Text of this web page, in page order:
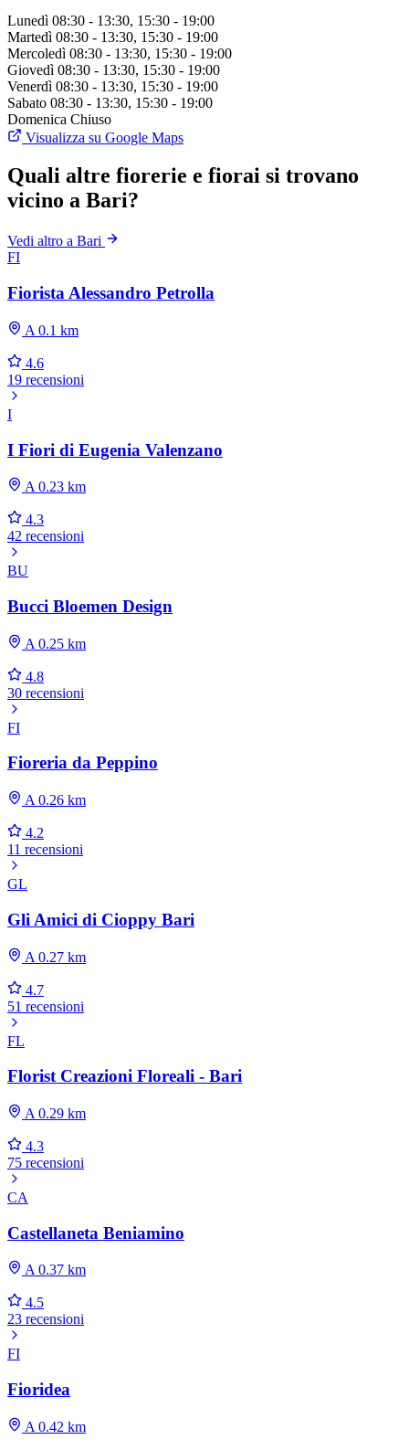
Lunedì 08:30 - 13:30, 15:30 - 19:00
Martedì 08:30 - 13:30, 15:30 - 19:00
Mercoledì 08:30 - 13:30, 15:30 - 19:00
Giovedì 08:30 - 13:30, 15:30 - 19:00
Venerdì 08:30 - 13:30, 15:30 - 19:00
Sabato 08:30 - 13:30, 15:30 - 19:00
Domenica Chiuso
Visualizza su Google Maps
Quali altre fiorerie e fiorai si trovano
vicino a Bari?
Vedi altro a Bari
FI
Fiorista Alessandro Petrolla
A 0.1 km
4.6
19 recensioni
I
I Fiori di Eugenia Valenzano
A 0.23 km
4.3
42 recensioni
BU
Bucci Bloemen Design
A 0.25 km
4.8
30 recensioni
FI
Fioreria da Peppino
A 0.26 km
4.2
11 recensioni
GL
Gli Amici di Cioppy Bari
A 0.27 km
4.7
51 recensioni
FL
Florist Creazioni Floreali - Bari
A 0.29 km
4.3
75 recensioni
CA
Castellaneta Beniamino
A 0.37 km
4.5
23 recensioni
FI
Fioridea
A 0.42 km